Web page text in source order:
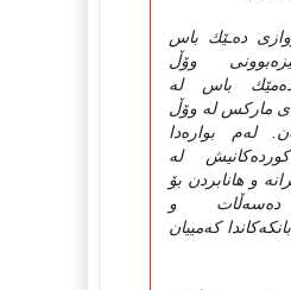
ده‌ـێك باس
وۆڵ
باس له‌
مارکس له‌ وۆڵ
له‌م بواره‌دا
له‌
و هانابردن بۆ
ده‌سه‌ڵات و
که‌مییان